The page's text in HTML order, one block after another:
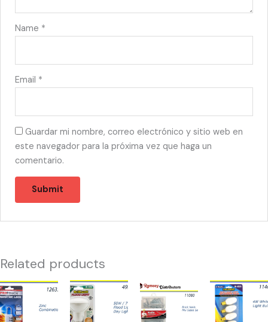
Name *
Email *
Guardar mi nombre, correo electrónico y sitio web en
este navegador para la próxima vez que haga un
comentario.
Related products
12633
-
CANDADO
49530
-
BOMBILLA
11080
-
D10975
11465
NIGHT